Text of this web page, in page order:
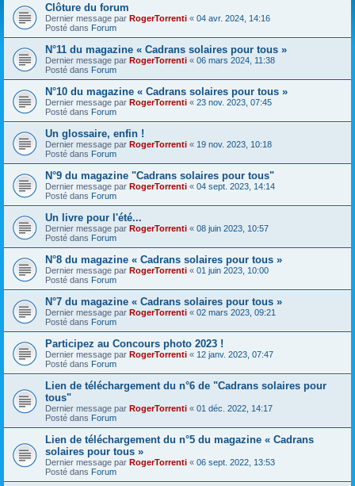
Clôture du forum
Dernier message par RogerTorrenti « 04 avr. 2024, 14:16
Posté dans Forum
N°11 du magazine « Cadrans solaires pour tous »
Dernier message par RogerTorrenti « 06 mars 2024, 11:38
Posté dans Forum
N°10 du magazine « Cadrans solaires pour tous »
Dernier message par RogerTorrenti « 23 nov. 2023, 07:45
Posté dans Forum
Un glossaire, enfin !
Dernier message par RogerTorrenti « 19 nov. 2023, 10:18
Posté dans Forum
N°9 du magazine "Cadrans solaires pour tous"
Dernier message par RogerTorrenti « 04 sept. 2023, 14:14
Posté dans Forum
Un livre pour l'été...
Dernier message par RogerTorrenti « 08 juin 2023, 10:57
Posté dans Forum
N°8 du magazine « Cadrans solaires pour tous »
Dernier message par RogerTorrenti « 01 juin 2023, 10:00
Posté dans Forum
N°7 du magazine « Cadrans solaires pour tous »
Dernier message par RogerTorrenti « 02 mars 2023, 09:21
Posté dans Forum
Participez au Concours photo 2023 !
Dernier message par RogerTorrenti « 12 janv. 2023, 07:47
Posté dans Forum
Lien de téléchargement du n°6 de "Cadrans solaires pour
tous"
Dernier message par RogerTorrenti « 01 déc. 2022, 14:17
Posté dans Forum
Lien de téléchargement du n°5 du magazine « Cadrans
solaires pour tous »
Dernier message par RogerTorrenti « 06 sept. 2022, 13:53
Posté dans Forum